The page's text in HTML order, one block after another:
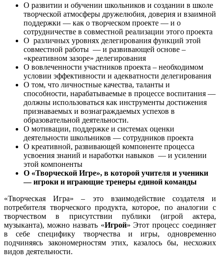
О развитии и обучении школьников и создании в школе
творческой атмосферы дружелюбия, доверия и взаимной
поддержки — как о творческом проекте — и о
сотрудничестве в совместной реализации этого проекта
О различных уровнях делегирования функций этой
совместной работы — и развивающей основе –
«креативном зазоре» делегирования
О вовлеченности участников проекта – необходимом
условии эффективности и адекватности делегирования
О том, что личностные качества, таланты и
способности, нарабатываемые в процессе воспитания —
должны использоваться как инструменты достижения
признаваемых и вознаграждаемых успехов в
образовательной деятельности.
О мотивации, поддержке и системах оценки
деятельности школьников — сотрудников проекта
О креативной, развивающей компоненте процесса
усвоения знаний и наработки навыков — и усилении
этой компоненты
О «Творческой Игре», в которой учителя и ученики
— игроки и играющие тренеры единой команды
«Творческая Игра» – это взаимодействие создателя и
потребителя творческого продукта, которое, по аналогии с
творчеством в присутствии публики (игрой актера,
музыканта), можно назвать «Игрой» Этот процесс соединяет
в себе специфику творчества и игры, одновременно
подчиняясь закономерностям этих, казалось бы, несхожих
видов деятельности.